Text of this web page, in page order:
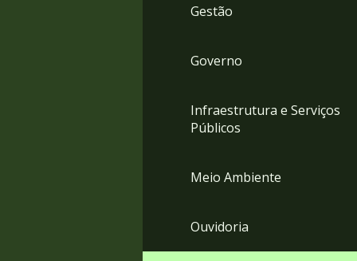
Gestão
Governo
Infraestrutura e Serviços
Públicos
Meio Ambiente
Ouvidoria